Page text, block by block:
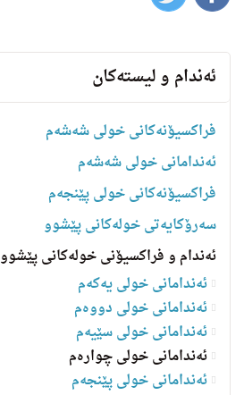
ئه‌ندام و لیسته‌كان
فراکسیۆنەکانی خولی شەشەم
ئەندامانی خولی شەشەم
فراکسیۆنەکانی خولی پێنجەم
سه‌رۆكایه‌تی خولەکانی پێشوو
ئەندام و فراکسیۆنی خولەکانی پێشوو
ئەندامانی خولی یەکەم
ئەندامانی خولی دووەم
ئەندامانی خولی سێیەم
ئەندامانی خولی چوارەم
ئه‌ندامانی خولی پێنجەم